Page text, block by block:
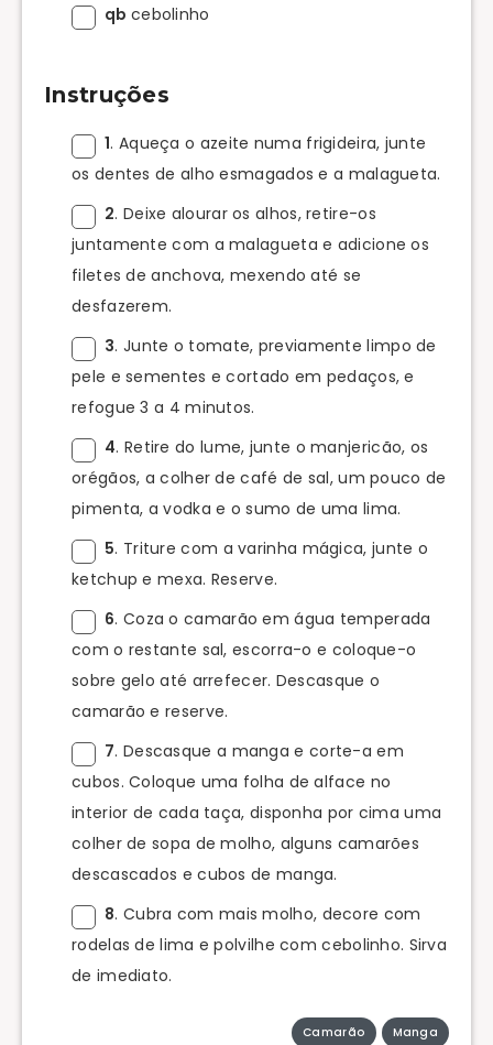
qb cebolinho
Instruções
1. Aqueça o azeite numa frigideira, junte
os dentes de alho esmagados e a malagueta.
2. Deixe alourar os alhos, retire-os
juntamente com a malagueta e adicione os
filetes de anchova, mexendo até se
desfazerem.
3. Junte o tomate, previamente limpo de
pele e sementes e cortado em pedaços, e
refogue 3 a 4 minutos.
4. Retire do lume, junte o manjericão, os
orégãos, a colher de café de sal, um pouco de
pimenta, a vodka e o sumo de uma lima.
5. Triture com a varinha mágica, junte o
ketchup e mexa. Reserve.
6. Coza o camarão em água temperada
com o restante sal, escorra-o e coloque-o
sobre gelo até arrefecer. Descasque o
camarão e reserve.
7. Descasque a manga e corte-a em
cubos. Coloque uma folha de alface no
interior de cada taça, disponha por cima uma
colher de sopa de molho, alguns camarões
descascados e cubos de manga.
8. Cubra com mais molho, decore com
rodelas de lima e polvilhe com cebolinho. Sirva
de imediato.
Camarão Manga